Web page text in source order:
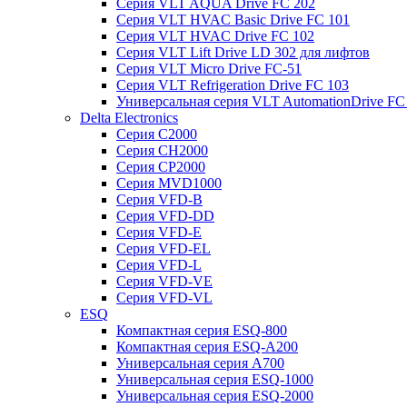
Серия VLT HVAC Basic Drive FC 101
Серия VLT HVAC Drive FC 102
Серия VLT Lift Drive LD 302 для лифтов
Серия VLT Micro Drive FC-51
Серия VLT Refrigeration Drive FC 103
Универсальная серия VLT AutomationDrive
Delta Electronics
Серия C2000
Серия CH2000
Серия CP2000
Серия MVD1000
Серия VFD-B
Серия VFD-DD
Серия VFD-E
Серия VFD-EL
Серия VFD-L
Серия VFD-VE
Серия VFD-VL
ESQ
Компактная серия ESQ-800
Компактная серия ESQ-А200
Универсальная серия A700
Универсальная серия ESQ-1000
Универсальная серия ESQ-2000